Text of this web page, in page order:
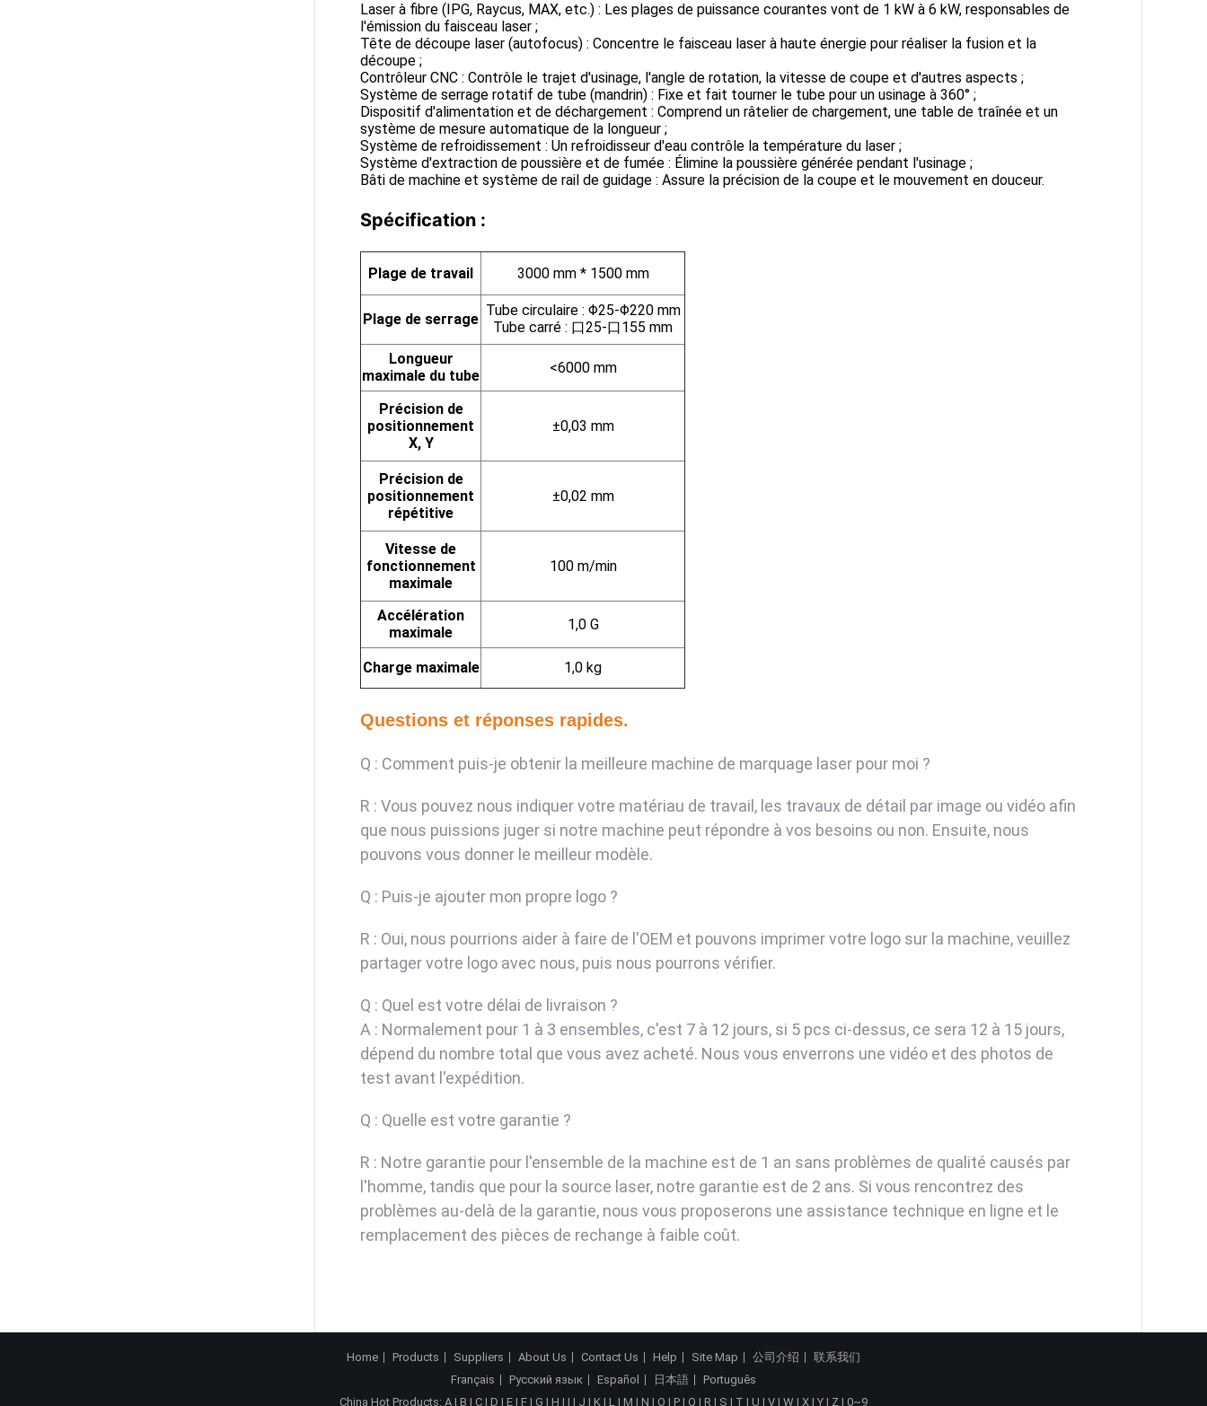
Laser à fibre (IPG, Raycus, MAX, etc.) : Les plages de puissance courantes vont de 1 kW à 6 kW, responsables de
l'émission du faisceau laser ;
Tête de découpe laser (autofocus) : Concentre le faisceau laser à haute énergie pour réaliser la fusion et la
découpe ;
Contrôleur CNC : Contrôle le trajet d'usinage, l'angle de rotation, la vitesse de coupe et d'autres aspects ;
Système de serrage rotatif de tube (mandrin) : Fixe et fait tourner le tube pour un usinage à 360° ;
Dispositif d'alimentation et de déchargement : Comprend un râtelier de chargement, une table de traînée et un
système de mesure automatique de la longueur ;
Système de refroidissement : Un refroidisseur d'eau contrôle la température du laser ;
Système d'extraction de poussière et de fumée : Élimine la poussière générée pendant l'usinage ;
Bâti de machine et système de rail de guidage : Assure la précision de la coupe et le mouvement en douceur.
Spécification :
Plage de travail 3000 mm * 1500 mm
Plage de serrage
Tube circulaire : Φ25-Φ220 mm
Tube carré : 口25-口155 mm
Longueur
maximale du tube
<6000 mm
Précision de
positionnement
X, Y
±0,03 mm
Précision de
positionnement
répétitive
±0,02 mm
Vitesse de
fonctionnement
maximale
100 m/min
Accélération
maximale
1,0 G
Charge maximale 1,0 kg
Questions et réponses rapides.
Q : Comment puis-je obtenir la meilleure machine de marquage laser pour moi ?
R : Vous pouvez nous indiquer votre matériau de travail, les travaux de détail par image ou vidéo afin
que nous puissions juger si notre machine peut répondre à vos besoins ou non. Ensuite, nous
pouvons vous donner le meilleur modèle.
Q : Puis-je ajouter mon propre logo ?
R : Oui, nous pourrions aider à faire de l'OEM et pouvons imprimer votre logo sur la machine, veuillez
partager votre logo avec nous, puis nous pourrons vérifier.
Q : Quel est votre délai de livraison ?
A : Normalement pour 1 à 3 ensembles, c'est 7 à 12 jours, si 5 pcs ci-dessus, ce sera 12 à 15 jours,
dépend du nombre total que vous avez acheté. Nous vous enverrons une vidéo et des photos de
test avant l'expédition.
Q : Quelle est votre garantie ?
R : Notre garantie pour l'ensemble de la machine est de 1 an sans problèmes de qualité causés par
l'homme, tandis que pour la source laser, notre garantie est de 2 ans. Si vous rencontrez des
problèmes au-delà de la garantie, nous vous proposerons une assistance technique en ligne et le
remplacement des pièces de rechange à faible coût.
Home Products Suppliers About Us Contact Us Help Site Map 公司介绍
联系我们
Français
Русский язык Español 日本語
Português
China Hot Products: A | B | C | D | E | F | G | H | I | J | K | L | M | N | O | P | Q | R | S | T | U | V | W | X | Y | Z | 0~9